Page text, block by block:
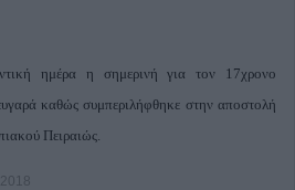
ημέρα η σημερινή για τον 17χρονο
καθώς συμπεριλήφθηκε στην αποστολή
Πειραιώς.